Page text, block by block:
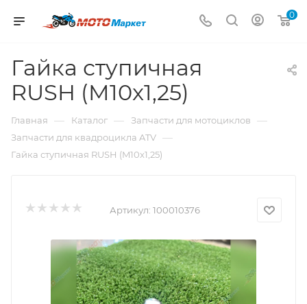
0
Гайка ступичная
RUSH (M10x1,25)
Главная — Каталог — Запчасти для мотоциклов —
Запчасти для квадроцикла ATV —
Гайка ступичная RUSH (M10x1,25)
Артикул: 100010376